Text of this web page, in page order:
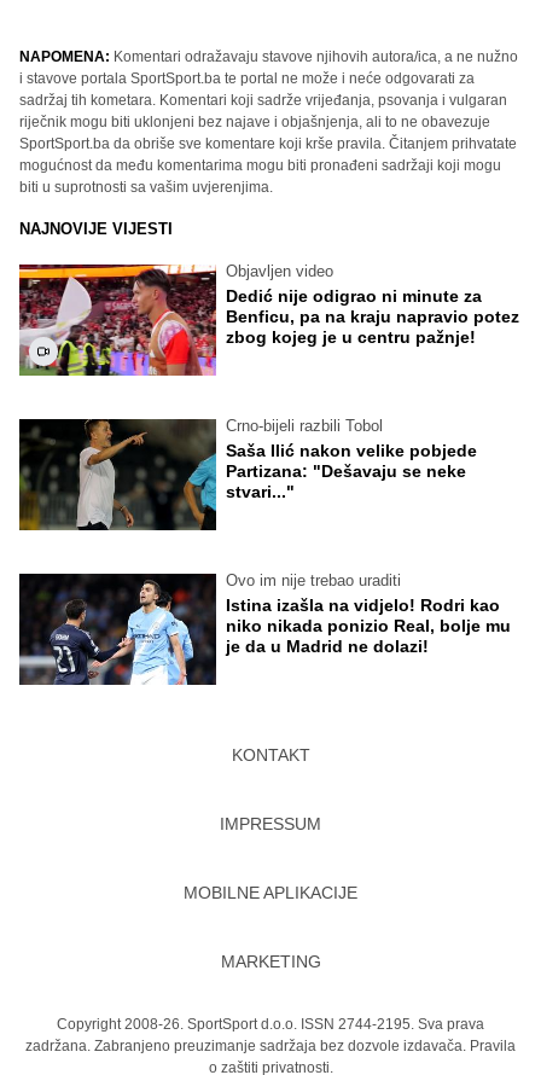
NAPOMENA: Komentari odražavaju stavove njihovih autora/ica, a ne nužno
i stavove portala SportSport.ba te portal ne može i neće odgovarati za
sadržaj tih kometara. Komentari koji sadrže vrijeđanja, psovanja i vulgaran
riječnik mogu biti uklonjeni bez najave i objašnjenja, ali to ne obavezuje
SportSport.ba da obriše sve komentare koji krše pravila. Čitanjem prihvatate
mogućnost da među komentarima mogu biti pronađeni sadržaji koji mogu
biti u suprotnosti sa vašim uvjerenjima.
NAJNOVIJE VIJESTI
Objavljen video
Dedić nije odigrao ni minute za
Benficu, pa na kraju napravio potez
zbog kojeg je u centru pažnje!
Crno-bijeli razbili Tobol
Saša Ilić nakon velike pobjede
Partizana: "Dešavaju se neke
stvari..."
Ovo im nije trebao uraditi
Istina izašla na vidjelo! Rodri kao
niko nikada ponizio Real, bolje mu
je da u Madrid ne dolazi!
KONTAKT
IMPRESSUM
MOBILNE APLIKACIJE
MARKETING
Copyright 2008-26. SportSport d.o.o. ISSN 2744-2195. Sva prava
zadržana. Zabranjeno preuzimanje sadržaja bez dozvole izdavača. Pravila
o zaštiti privatnosti.